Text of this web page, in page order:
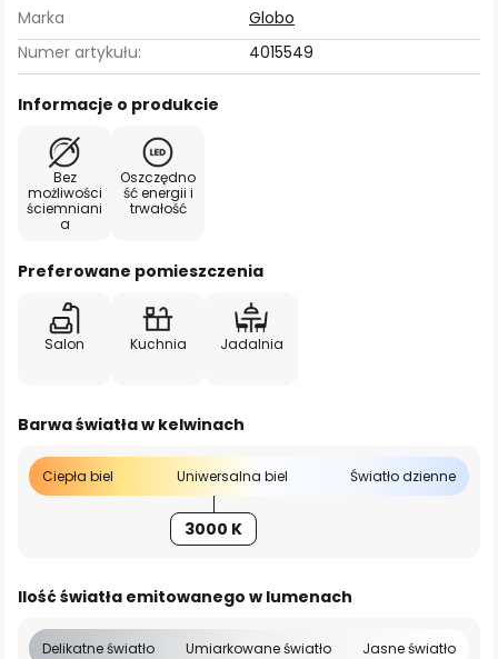
Marka
Globo
Numer artykułu:
4015549
Informacje o produkcie
Bez
możliwości
ściemniani
a
Oszczędno
ść energii i
trwałość
Preferowane pomieszczenia
Salon Kuchnia Jadalnia
Barwa światła w kelwinach
Ciepła biel Uniwersalna biel Światło dzienne
3000 K
Ilość światła emitowanego w lumenach
Delikatne światło Umiarkowane światło Jasne światło